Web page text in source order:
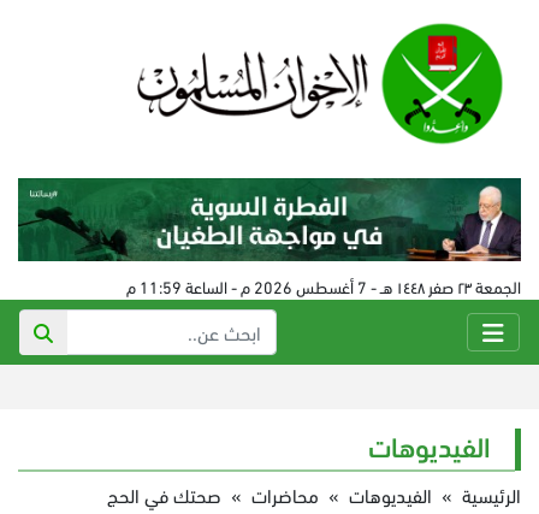
الجمعة ٢٣ صفر ١٤٤٨ هـ - 7 أغسطس 2026 م - الساعة 11:59 م
الفيديوهات
الرئيسية » الفيديوهات » محاضرات » صحتك في الحج